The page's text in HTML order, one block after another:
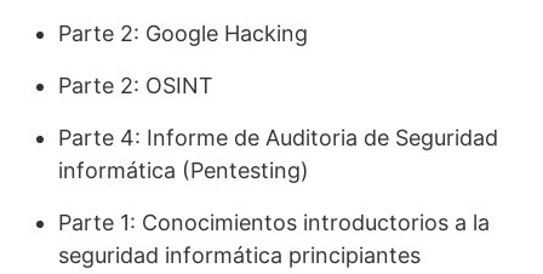
Parte 2: Google Hacking
Parte 2: OSINT
Parte 4: Informe de Auditoria de Seguridad
informática (Pentesting)
Parte 1: Conocimientos introductorios a la
seguridad informática principiantes